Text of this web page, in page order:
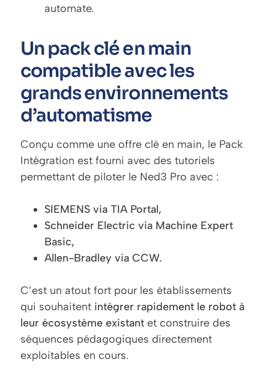
automate.
Un pack clé en main
compatible avec les
grands environnements
d’automatisme
Conçu comme une offre clé en main, le Pack
Intégration est fourni avec des tutoriels
permettant de piloter le Ned3 Pro avec :
SIEMENS via TIA Portal,
Schneider Electric via Machine Expert
Basic,
Allen-Bradley via CCW.
C’est un atout fort pour les établissements
qui souhaitent intégrer rapidement le robot à
leur écosystème existant et construire des
séquences pédagogiques directement
exploitables en cours.